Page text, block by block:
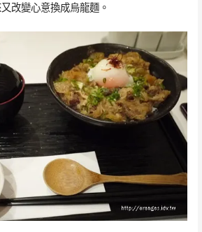
改變心意換成烏龍麵。